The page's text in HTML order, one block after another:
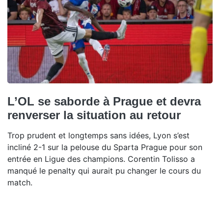
L’OL se saborde à Prague et devra
renverser la situation au retour
Trop prudent et longtemps sans idées, Lyon s’est
incliné 2-1 sur la pelouse du Sparta Prague pour son
entrée en Ligue des champions. Corentin Tolisso a
manqué le penalty qui aurait pu changer le cours du
match.